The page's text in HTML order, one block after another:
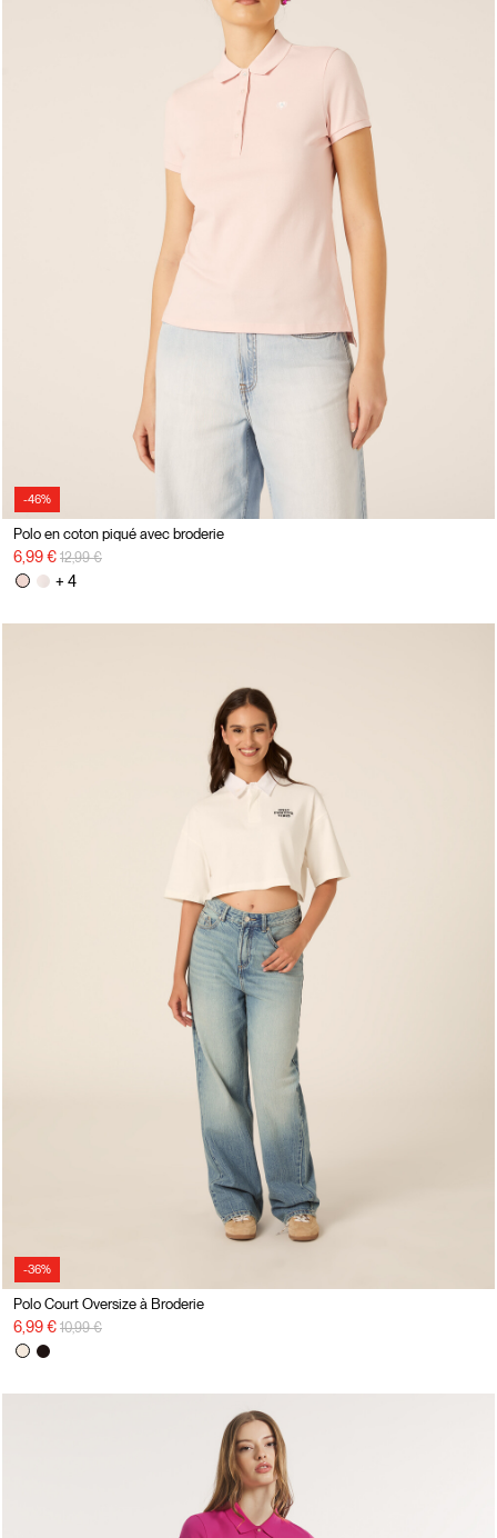
-46%
Polo en coton piqué avec broderie
6,99 € Prix réduit de
12,99 €
+ 4
-36%
Polo Court Oversize à Broderie
6,99 € Prix réduit de
10,99 €à